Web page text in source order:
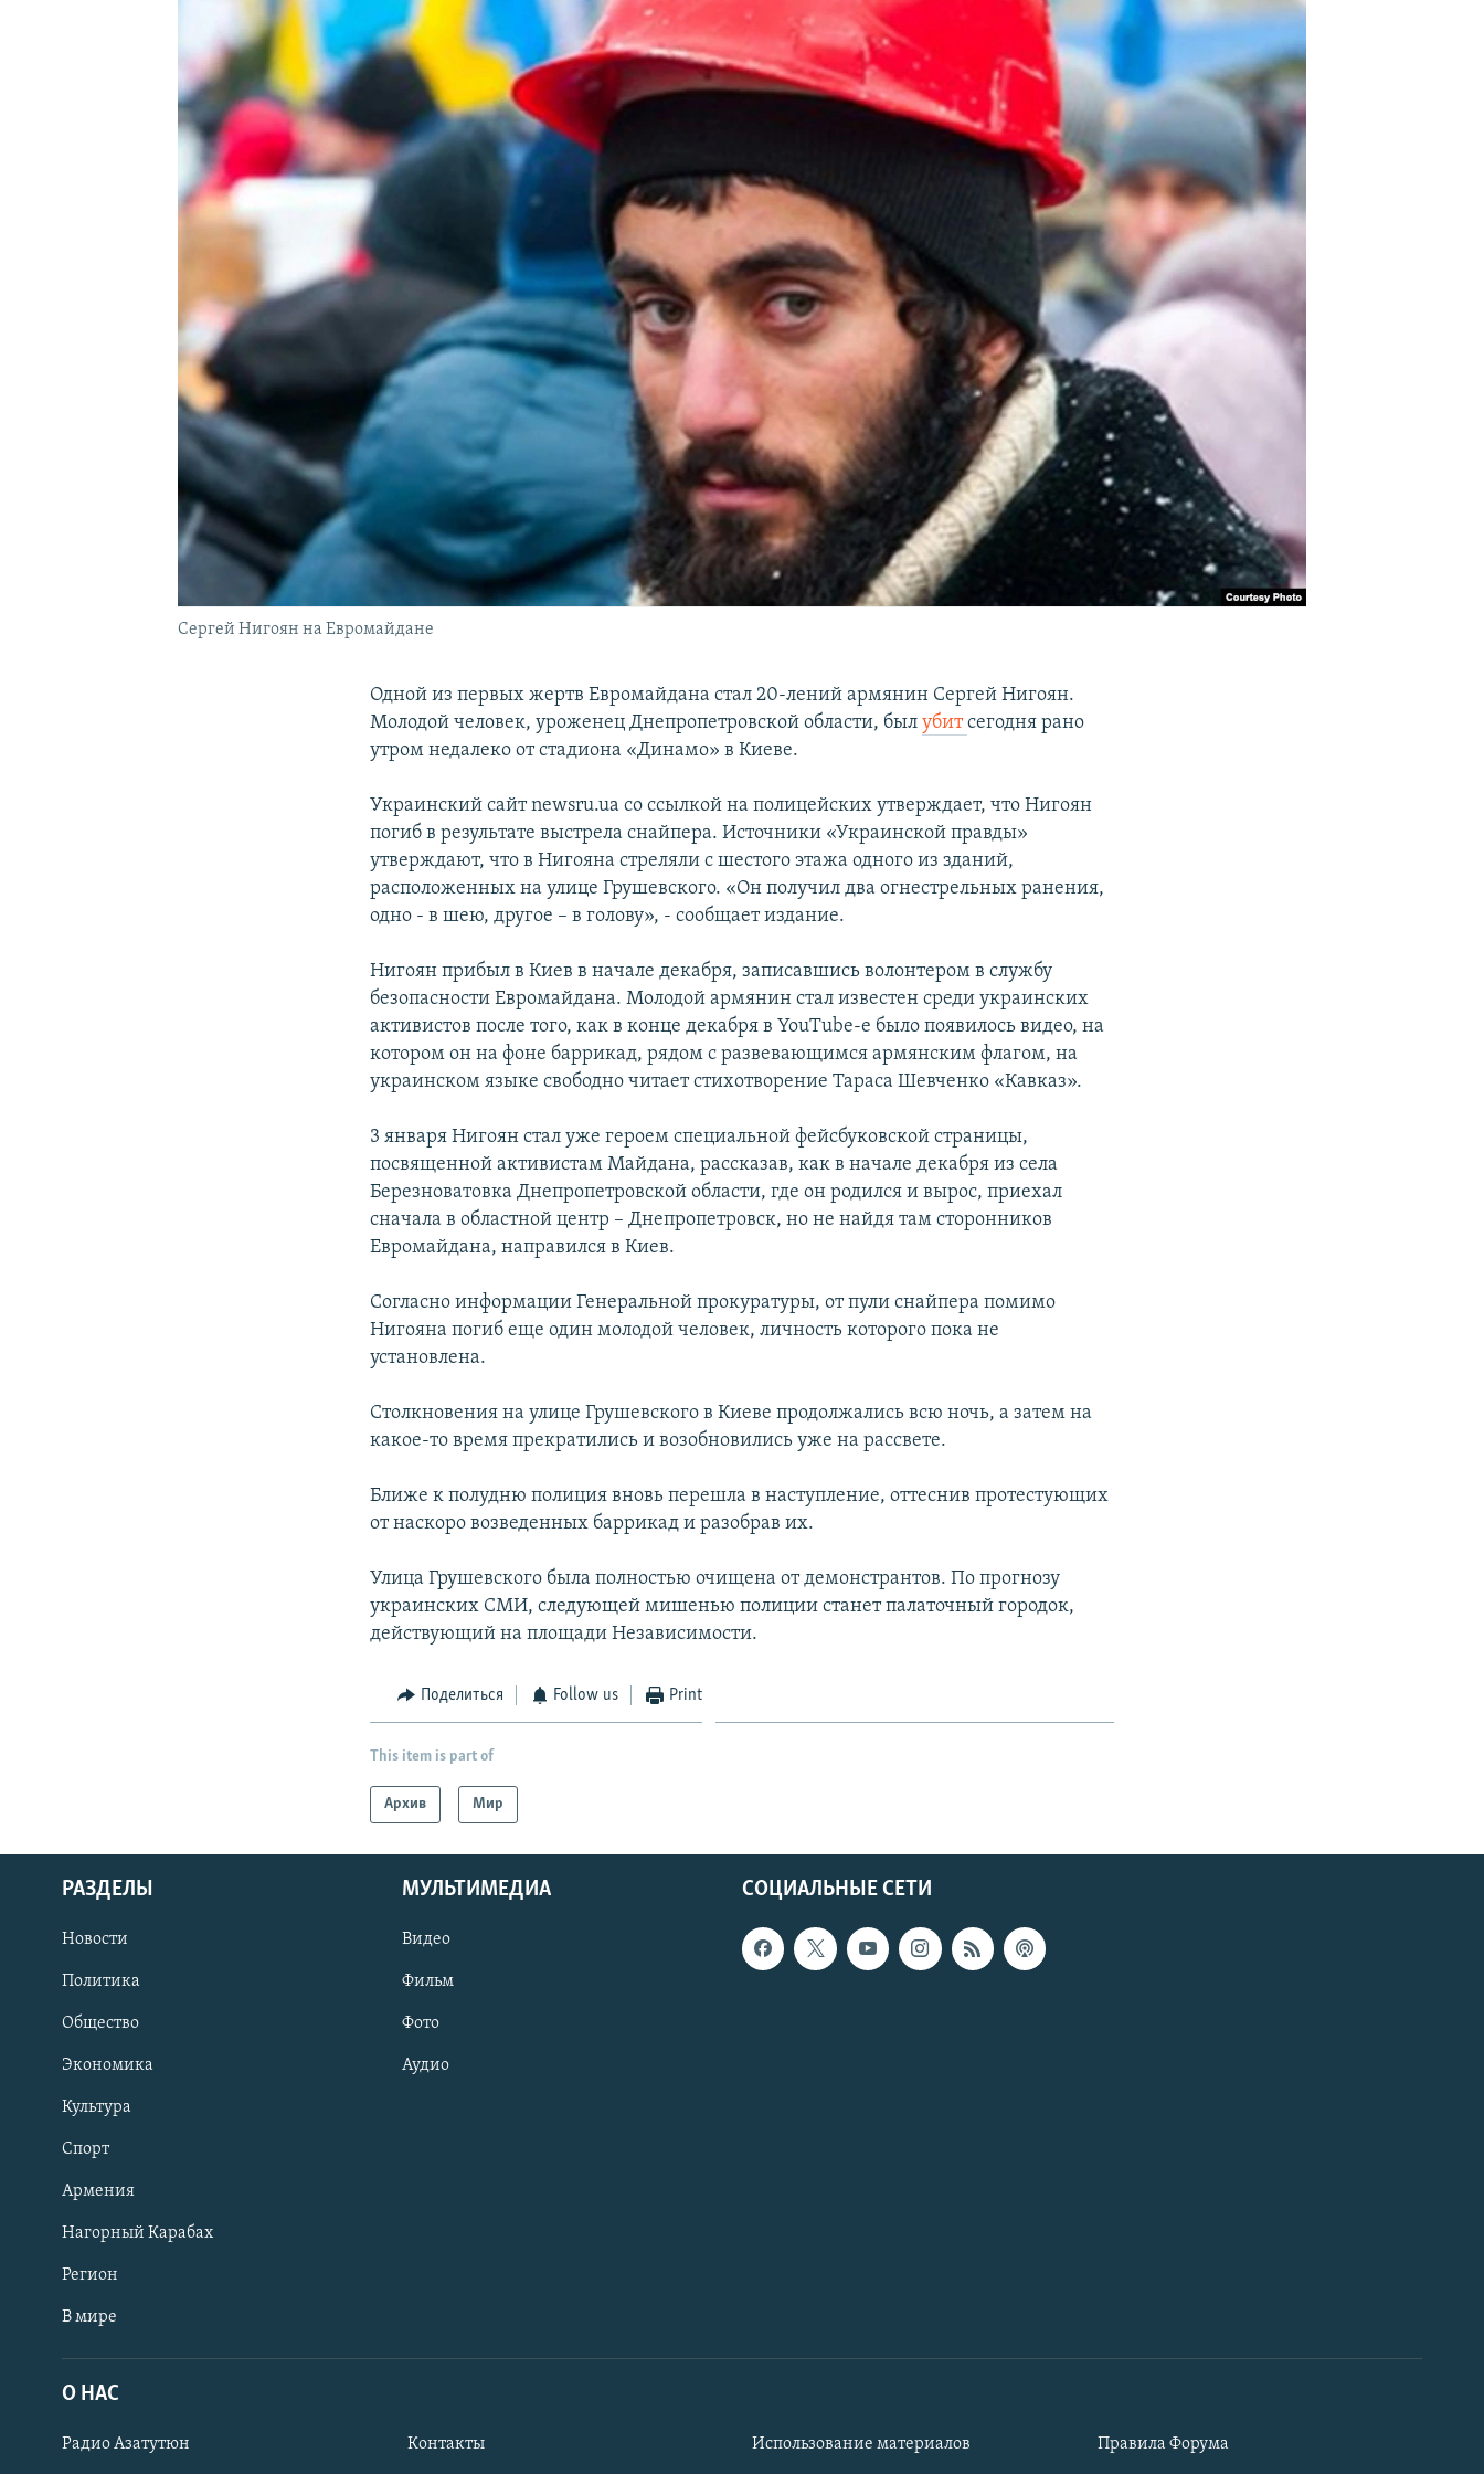
Сергей Нигоян на Евромайдане
Одной из первых жертв Евромайдана стал 20-лений армянин Сергей Нигоян.
Молодой человек, уроженец Днепропетровской области, былубитсегодня рано
утром недалеко от стадиона «Динамо» в Киеве.
Украинский сайт newsru.ua со ссылкой на полицейских утверждает, что Нигоян
погиб в результате выстрела снайпера. Источники «Украинской правды»
утверждают, что в Нигояна стреляли с шестого этажа одного из зданий,
расположенных на улице Грушевского. «Он получил два огнестрельных ранения,
одно - в шею, другое – в голову», - сообщает издание.
Нигоян прибыл в Киев в начале декабря, записавшись волонтером в службу
безопасности Евромайдана. Молодой армянин стал известен среди украинских
активистов после того, как в конце декабря в YouTube-е было появилось видео, на
котором он на фоне баррикад, рядом с развевающимся армянским флагом, на
украинском языке свободно читает стихотворение Тараса Шевченко «Кавказ».
3 января Нигоян стал уже героем специальной фейсбуковской страницы,
посвященной активистам Майдана, рассказав, как в начале декабря из села
Березноватовка Днепропетровской области, где он родился и вырос, приехал
сначала в областной центр – Днепропетровск, но не найдя там сторонников
Евромайдана, направился в Киев.
Согласно информации Генеральной прокуратуры, от пули снайпера помимо
Нигояна погиб еще один молодой человек, личность которого пока не
установлена.
Столкновения на улице Грушевского в Киеве продолжались всю ночь, а затем на
какое-то время прекратились и возобновились уже на рассвете.
Ближе к полудню полиция вновь перешла в наступление, оттеснив протестующих
от наскоро возведенных баррикад и разобрав их.
Улица Грушевского была полностью очищена от демонстрантов. По прогнозу
украинских СМИ, следующей мишенью полиции станет палаточный городок,
действующий на площади Независимости.
Поделиться Follow us Print
This item is part of
Архив Мир
СОЦИАЛЬНЫЕ СЕТИ
РАЗДЕЛЫ
Новости
Политика
Общество
Экономика
Культура
Спорт
Армения
Нагорный Карабах
Регион
В мире
МУЛЬТИМЕДИА
Видео
Фильм
Фото
Аудио
О НАС
Радио Азатутюн Контакты Использование материалов Правила Форума